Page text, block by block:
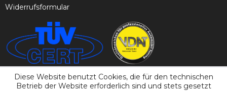
Widerrufsformular
Diese Website benutzt Cookies, die für den technischen
Betrieb der Website erforderlich sind und stets gesetzt